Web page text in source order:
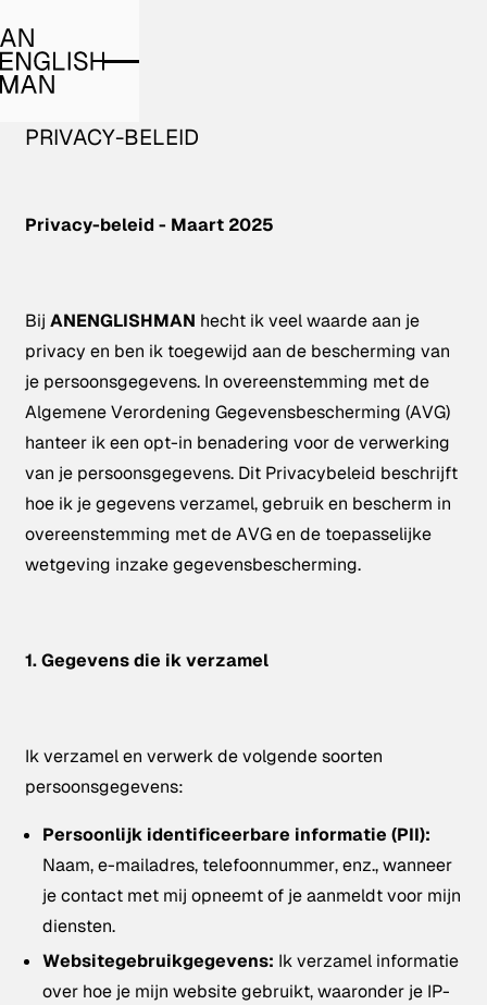
PRIVACY-BELEID
Privacy-beleid - Maart 2025
BijANENGLISHMAN hecht ik veel waarde aan je
privacy en ben ik toegewijd aan de bescherming van
je persoonsgegevens. In overeenstemming met de
Algemene Verordening Gegevensbescherming (AVG)
hanteer ik een opt-in benadering voor de verwerking
van je persoonsgegevens. Dit Privacybeleid beschrijft
hoe ik je gegevens verzamel, gebruik en bescherm in
overeenstemming met de AVG en de toepasselijke
wetgeving inzake gegevensbescherming.
1. Gegevens die ik verzamel
Ik verzamel en verwerk de volgende soorten
persoonsgegevens:
Persoonlijk identificeerbare informatie (PII):
Naam, e-mailadres, telefoonnummer, enz., wanneer
je contact met mij opneemt of je aanmeldt voor mijn
diensten.
Websitegebruikgegevens: Ik verzamel informatie
over hoe je mijn website gebruikt, waaronder je IP-